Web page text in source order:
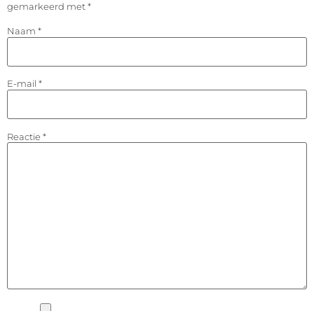
gemarkeerd met*
Naam *
E-mail *
Reactie *